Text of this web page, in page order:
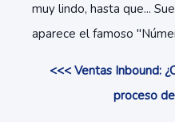
muy lindo, hasta que...
aparece el famoso
<<< Ventas Inbound:
proceso